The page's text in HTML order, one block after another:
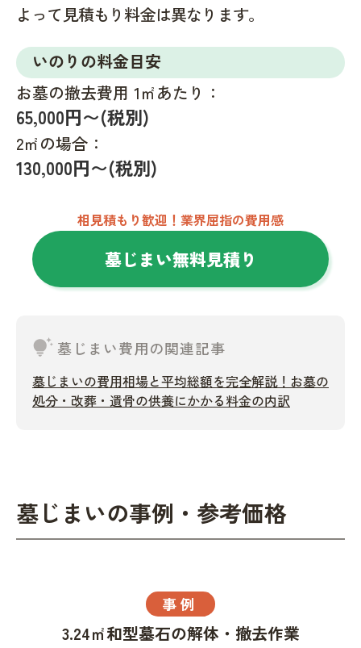
よって見積もり料金は異なります。
いのりの料金目安
お墓の撤去費用 1㎡あたり：
65,000円〜(税別)
2㎡の場合：
130,000円〜(税別)
相見積もり歓迎！業界屈指の費用感
墓じまい無料見積り
tips_and_updates墓じまい費用の関連記事
墓じまいの費用相場と平均総額を完全解説！お墓の
処分・改葬・遺骨の供養にかかる料金の内訳
墓じまいの事例・参考価格
事例
3.24㎡和型墓石の解体・撤去作業